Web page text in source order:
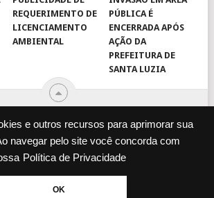
e outros recursos para aprimorar sua
navegar pelo site você concorda com
Política de Privacidade
OK
REQUERIMENTO DE
LICENCIAMENTO
AMBIENTAL
PÚBLICA É
ENCERRADA APÓS
AÇÃO DA
PREFEITURA DE
SANTA LUZIA